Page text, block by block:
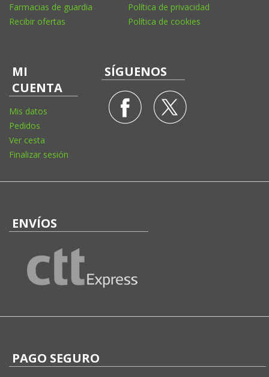
Farmacias de guardia
Recibir ofertas
Política de privacidad
Política de cookies
MI
CUENTA
Mis datos
Pedidos
Ver cesta
Finalizar sesión
SÍGUENOS
ENVÍOS
PAGO SEGURO